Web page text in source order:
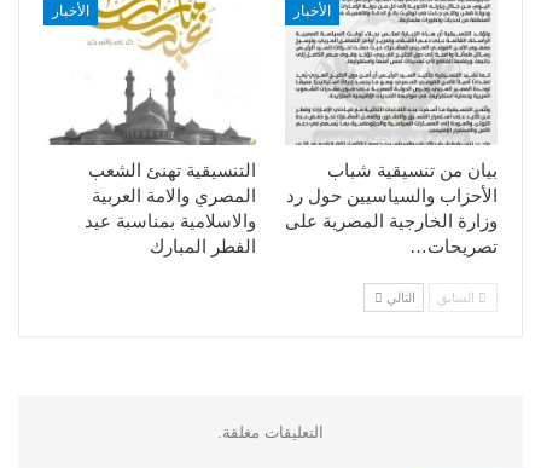
الأخبار
التنسيقية تهنئ الشعب
المصري والامة العربية
والاسلامية بمناسبة عيد
الفطر المبارك
الأخبار
بيان من تنسيقية شباب
الأحزاب والسياسيين حول رد
وزارة الخارجية المصرية على
تصريحات…
السابق التالي
التعليقات مغلقة.